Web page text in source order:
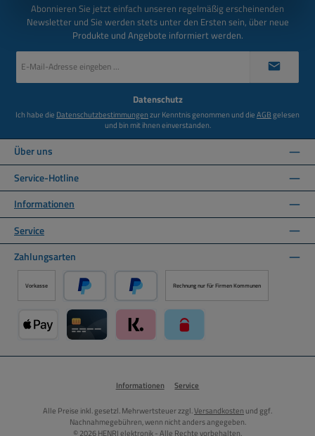
Abonnieren Sie jetzt einfach unseren regelmäßig erscheinenden
Newsletter und Sie werden stets unter den Ersten sein, über neue
Produkte und Angebote informiert werden.
Mail-
Datenschutz
Ich habe die Datenschutzbestimmungenzur Kenntnis genommen und dieAGBgelesen
und bin mit ihnen einverstanden.
Über uns
Service-Hotline
Informationen
Service
Zahlungsarten
Vorkasse
PayPal Später Bezahlen über PayPal
Rechnung nur für Firmen Kommunen
Informationen Service
Alle Preise inkl. gesetzl. Mehrwertsteuer zzgl.Versandkosten und ggf.
Nachnahmegebühren, wenn nicht anders angegeben.
© 2026 HENRI elektronik - Alle Rechte vorbehalten.